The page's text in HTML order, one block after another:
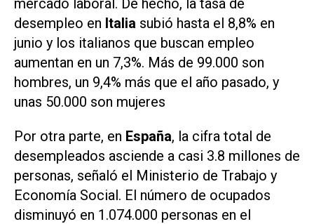
mercado laboral. De hecho, la tasa de
desempleo en Italia subió hasta el 8,8% en
junio y los italianos que buscan empleo
aumentan en un 7,3%. Más de 99.000 son
hombres, un 9,4% más que el año pasado, y
unas 50.000 son mujeres
Por otra parte, en España, la cifra total de
desempleados asciende a casi 3.8 millones de
personas, señaló el Ministerio de Trabajo y
Economía Social. El número de ocupados
disminuyó en 1.074.000 personas en el